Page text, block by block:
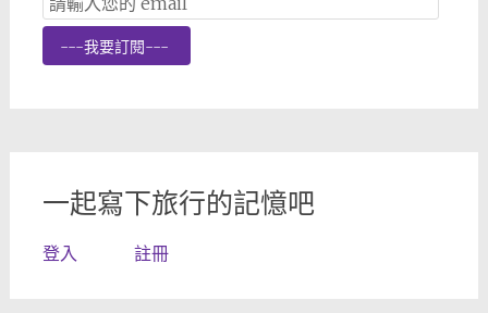
Subscription
---我要訂閱---
一起寫下旅行的記憶吧
登入 註冊